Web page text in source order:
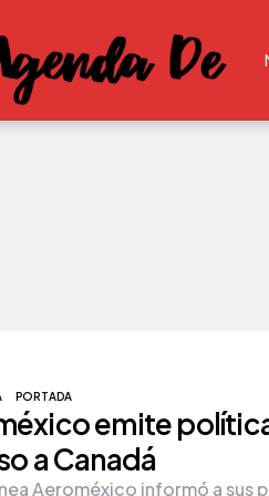
PORTADA
emite
a Canadá
Aeroméxico informó a sus